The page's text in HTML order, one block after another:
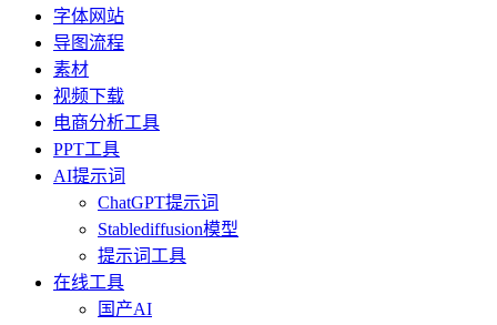
字体网站
导图流程
素材
视频下载
电商分析工具
PPT工具
AI提示词
ChatGPT提示词
Stablediffusion模型
提示词工具
在线工具
国产AI